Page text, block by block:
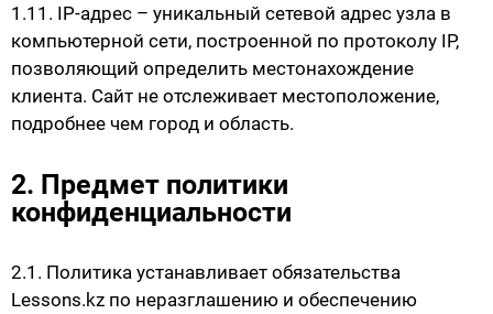
1.11. IP-адрес – уникальный сетевой адрес узла в
компьютерной сети, построенной по протоколу IP,
позволяющий определить местонахождение
клиента. Сайт не отслеживает местоположение,
подробнее чем город и область.
2. Предмет политики
конфиденциальности
2.1. Политика устанавливает обязательства
Lessons.kz по неразглашению и обеспечению